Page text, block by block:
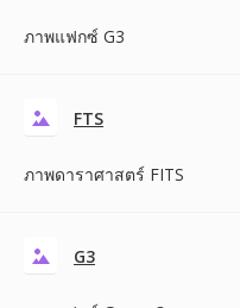
ภาพแฟกซ์ G3
FTS
ภาพดาราศาสตร์ FITS
G3